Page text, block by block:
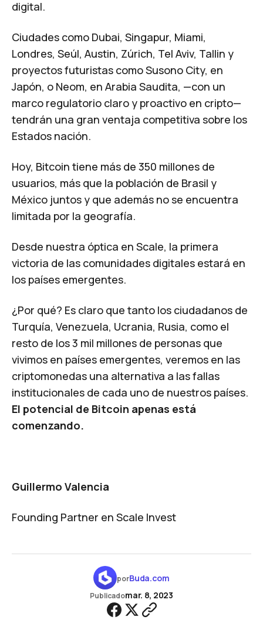
digital.
Ciudades como Dubai, Singapur, Miami,
Londres, Seúl, Austin, Zúrich, Tel Aviv, Tallin y
proyectos futuristas como Susono City, en
Japón, o Neom, en Arabia Saudita, —con un
marco regulatorio claro y proactivo en cripto—
tendrán una gran ventaja competitiva sobre los
Estados nación.
Hoy, Bitcoin tiene más de 350 millones de
usuarios, más que la población de Brasil y
México juntos y que además no se encuentra
limitada por la geografía.
Desde nuestra óptica en Scale, la primera
victoria de las comunidades digitales estará en
los países emergentes.
¿Por qué? Es claro que tanto los ciudadanos de
Turquía, Venezuela, Ucrania, Rusia, como el
resto de los 3 mil millones de personas que
vivimos en países emergentes, veremos en las
criptomonedas una alternativa a las fallas
institucionales de cada uno de nuestros países.
El potencial de Bitcoin apenas está
comenzando.
Guillermo Valencia
Founding Partner en Scale Invest
porBuda.com
Publicadomar. 8, 2023